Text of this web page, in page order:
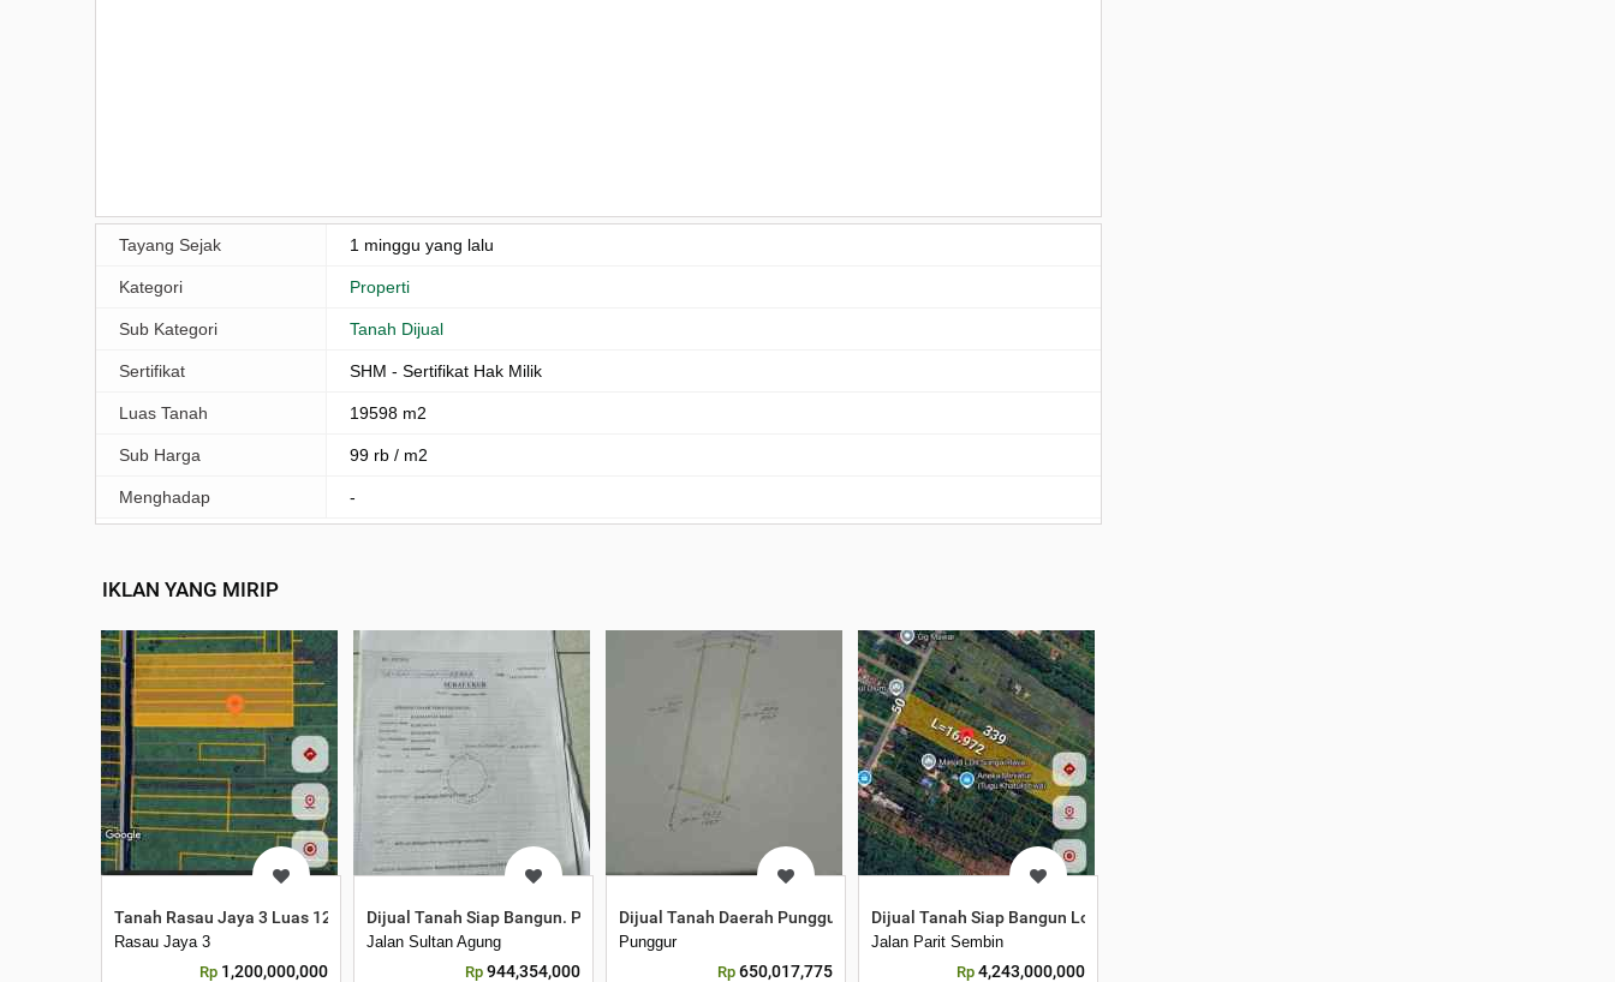
Tayang Sejak 1 minggu yang lalu
Kategori Properti
Sub Kategori Tanah Dijual
Sertifikat SHM - Sertifikat Hak Milik
Luas Tanah 19598 m2
Sub Harga 99 rb / m2
Menghadap -
IKLAN YANG MIRIP
Tanah Rasau Jaya 3 Luas 12 Hektar
Rasau Jaya 3
Rp 1,200,000,000
Dijual Tanah Siap Bangun. Pinggir Jalan Sultan Agung Rasau Jaya
Jalan Sultan Agung
Rp 944,354,000
Dijual Tanah Daerah Punggur Kapuas Luas Tanah 2 Hektar Lebih
Punggur
Rp 650,017,775
Dijual Tanah Siap Bangun Lokasi Jln.Ayani 2. jl.parit Sembin. Shm
Jalan Parit Sembin
Rp 4,243,000,000